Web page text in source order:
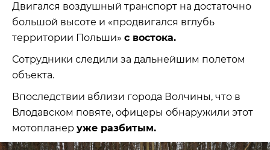
Двигался воздушный транспорт на достаточно
большой высоте и «продвигался вглубь
территории Польши» с востока.
Сотрудники следили за дальнейшим полетом
объекта.
Впоследствии вблизи города Волчины, что в
Влодавском повяте, офицеры обнаружили этот
мотопланер уже разбитым.